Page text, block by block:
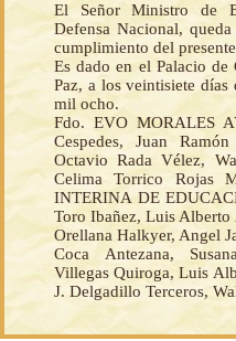
El Señor Ministro de
Defensa Nacional,
cumplimiento del
Es dado en el Palacio
Paz, a los veintisiete
mil ocho.
Fdo. EVO MORALES
Cespedes, Juan
Octavio Rada Vélez,
Celima Torrico Rojas
INTERINA DE
Toro Ibañez, Luis Alberto
Orellana Halkyer, Angel
Coca Antezana,
Villegas Quiroga, Luis
J. Delgadillo Terceros,